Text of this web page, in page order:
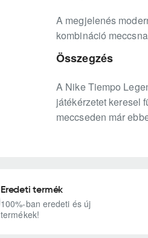
A megjelenés
kombináció
Összegzés
A Nike Tiempo
játékérzetet keresel
meccseden már
Eredeti termék
100%-ban eredeti és új
termékek!